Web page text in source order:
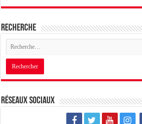
Recherche
Réseaux sociaux